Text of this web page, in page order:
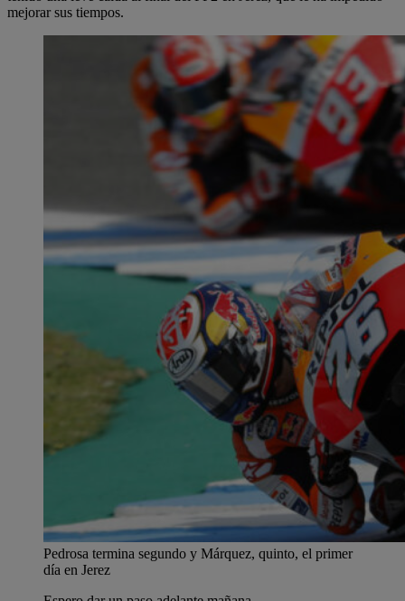
mejorar sus tiempos.
Pedrosa termina segundo y Márquez, quinto, el primer
día en Jerez